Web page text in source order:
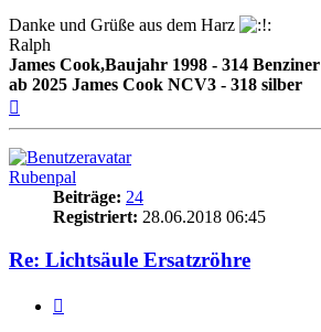
Danke und Grüße aus dem Harz
Ralph
James Cook,Baujahr 1998 - 314 Benziner
ab 2025 James Cook NCV3 - 318 silber
Rubenpal
Beiträge: 24
Registriert: 28.06.2018 06:45
Re: Lichtsäule Ersatzröhre